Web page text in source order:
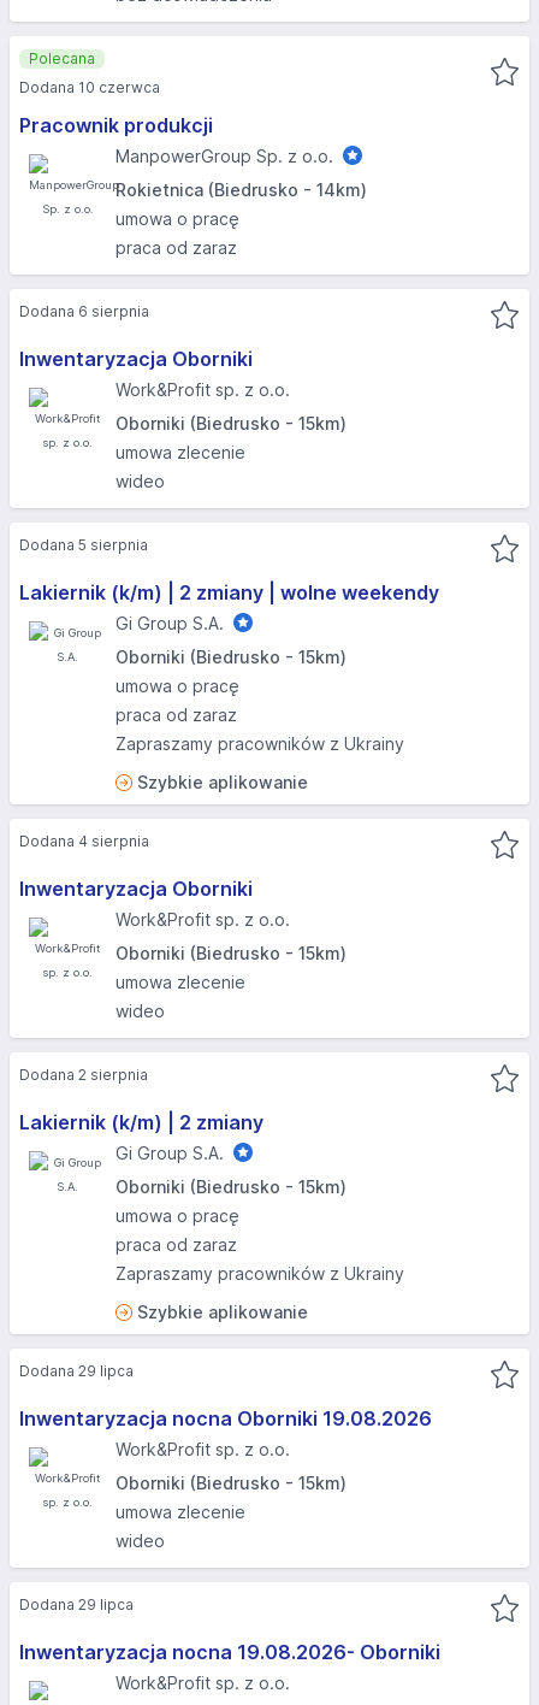
Pracownik produkcji
ManpowerGroup Sp. z o.o.
Rokietnica (Biedrusko - 14km)
umowa o pracę
praca od zaraz
Polecana
Dodana 10 czerwca
Inwentaryzacja Oborniki
Work&Profit sp. z o.o.
Oborniki (Biedrusko - 15km)
umowa zlecenie
wideo
Dodana 6 sierpnia
Lakiernik (k/m) | 2 zmiany | wolne weekendy
Gi Group S.A.
Oborniki (Biedrusko - 15km)
umowa o pracę
praca od zaraz
Zapraszamy pracowników z Ukrainy
Szybkie aplikowanie
Dodana 5 sierpnia
Inwentaryzacja Oborniki
Work&Profit sp. z o.o.
Oborniki (Biedrusko - 15km)
umowa zlecenie
wideo
Dodana 4 sierpnia
Lakiernik (k/m) | 2 zmiany
Gi Group S.A.
Oborniki (Biedrusko - 15km)
umowa o pracę
praca od zaraz
Zapraszamy pracowników z Ukrainy
Szybkie aplikowanie
Dodana 2 sierpnia
Inwentaryzacja nocna Oborniki 19.08.2026​
Work&Profit sp. z o.o.
Oborniki (Biedrusko - 15km)
umowa zlecenie
wideo
Dodana 29 lipca
Inwentaryzacja nocna 19.08.2026- Oborniki
Work&Profit sp. z o.o.
Dodana 29 lipca